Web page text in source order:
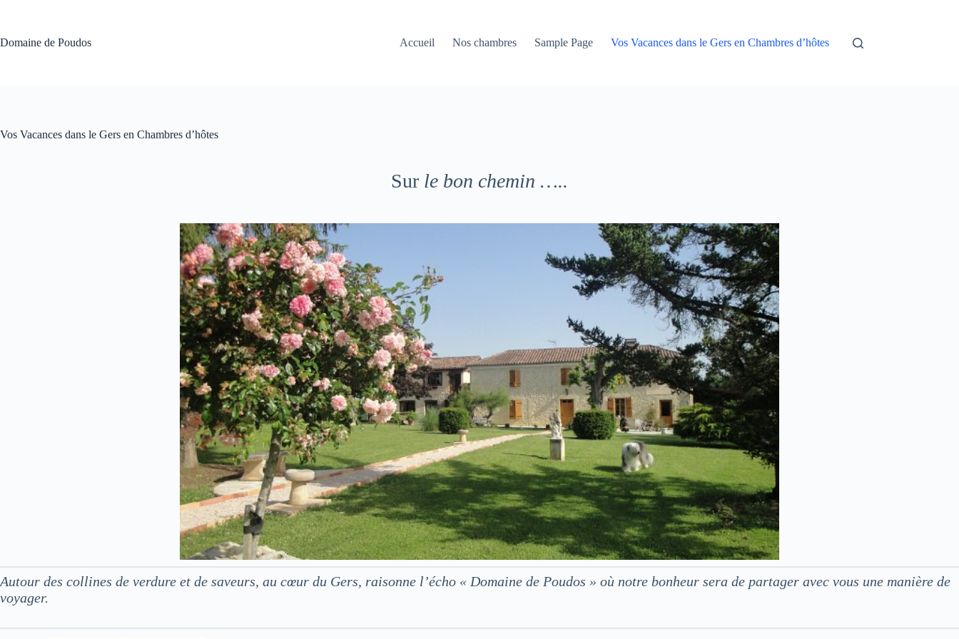
Domaine de Poudos
Accueil Nos chambres Sample Page Vos Vacances dans le Gers en Chambres d’hôtes
Vos Vacances dans le Gers en Chambres d’hôtes
Sur le bon chemin …..
Autour des collines de verdure et de saveurs, au cœur du Gers, raisonne l’écho « Domaine de Poudos » où notre bonheur sera de partager avec vous une manière de
voyager.